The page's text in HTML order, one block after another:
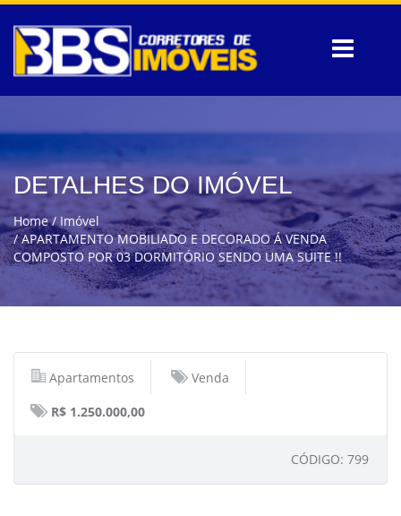
DETALHES DO IMÓVEL
Home
Imóvel
APARTAMENTO MOBILIADO E DECORADO Á VENDA
COMPOSTO POR 03 DORMITÓRIO SENDO UMA SUITE !!
Apartamentos
Venda
R$ 1.250.000,00
CÓDIGO: 799